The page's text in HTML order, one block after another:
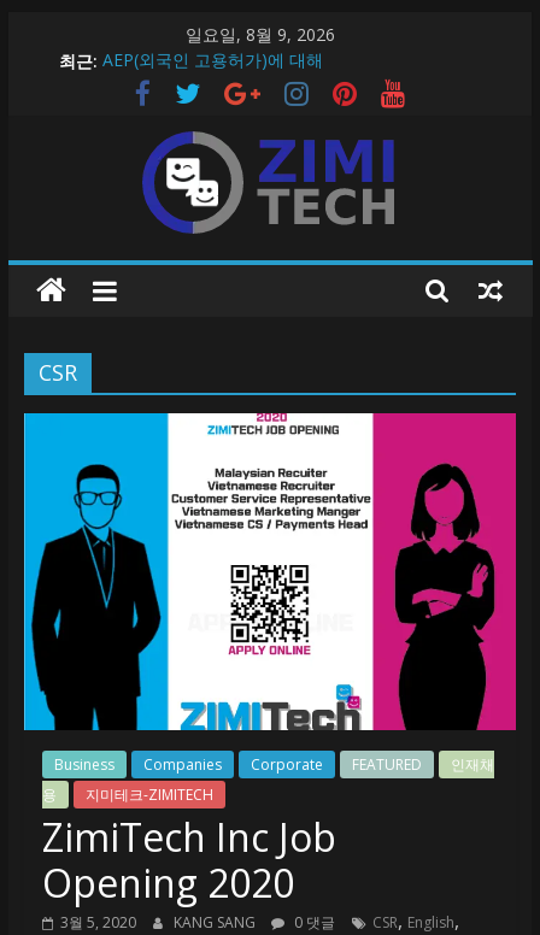
일요일, 8월 9, 2026
최근: AEP(외국인 고용허가)에 대해
ZimiTech 온라인 마케터 채용
ZimiTech Inc Job Opening 2020
필리핀 생활 정보 > 필리핀에서 조심해야할 5가지 !
필리핀에 대한 간단 정보!
지
미
테
크
미
테
크
Creation
CSR
Business Companies Corporate FEATURED
인재채
용
지미테크-ZIMITECH
ZimiTech Inc Job
Opening 2020
3월 5, 2020 KANG SANG 0 댓글 CSR, English,